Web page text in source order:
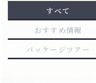
すべて
おすすめ情報
パッケージツアー